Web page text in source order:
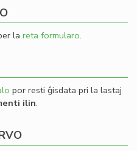
la reta formularo.
por resti ĝisdata pri la lastaj
ilin.